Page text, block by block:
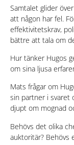
Samtalet glider
att någon har fel.
effektivitetskrav,
bättre att tala om
Hur tänker Hugos
om sina ljusa
Mats frågar om
sin partner i svaret
djupt om mognad
Behövs det olika
auktoritär? Behövs